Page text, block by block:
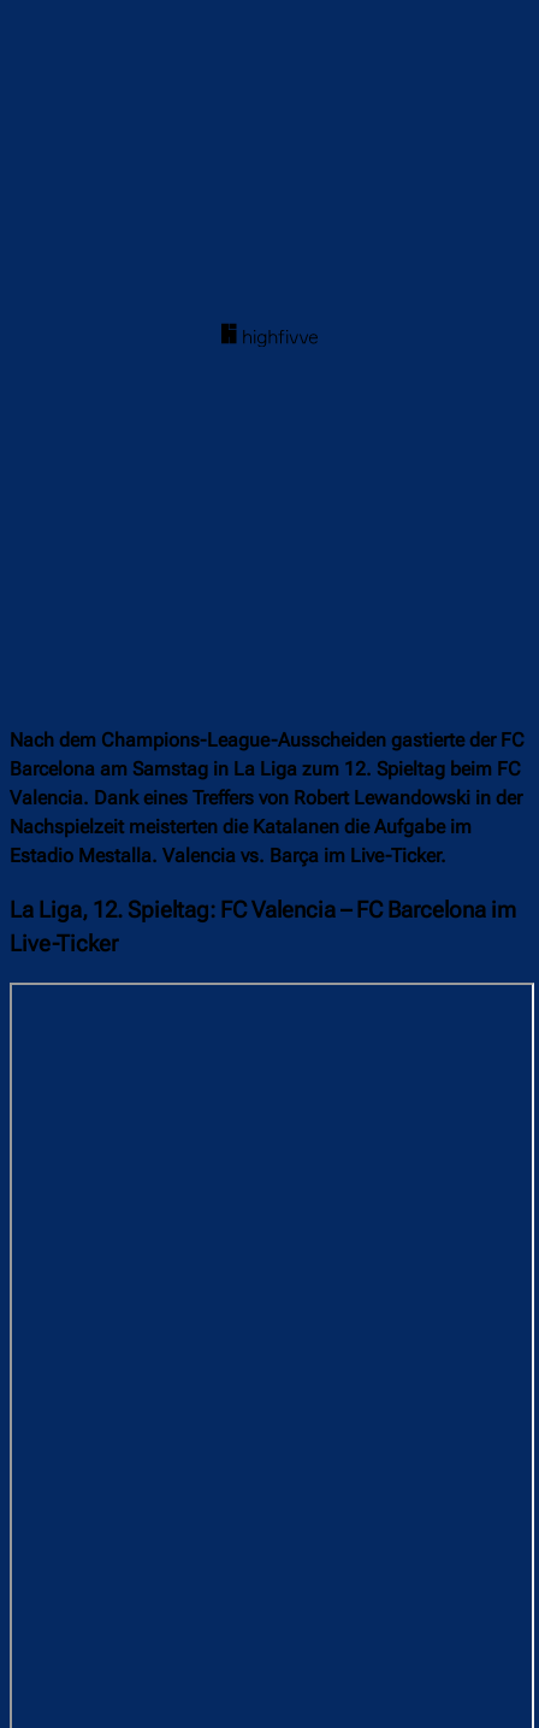
Nach dem Champions-League-Ausscheiden gastierte der FC
Barcelona am Samstag in La Liga zum 12. Spieltag beim FC
Valencia. Dank eines Treffers von Robert Lewandowski in der
Nachspielzeit meisterten die Katalanen die Aufgabe im
Estadio Mestalla. Valencia vs. Barça im Live-Ticker.
La Liga, 12. Spieltag: FC Valencia – FC Barcelona im
Live-Ticker